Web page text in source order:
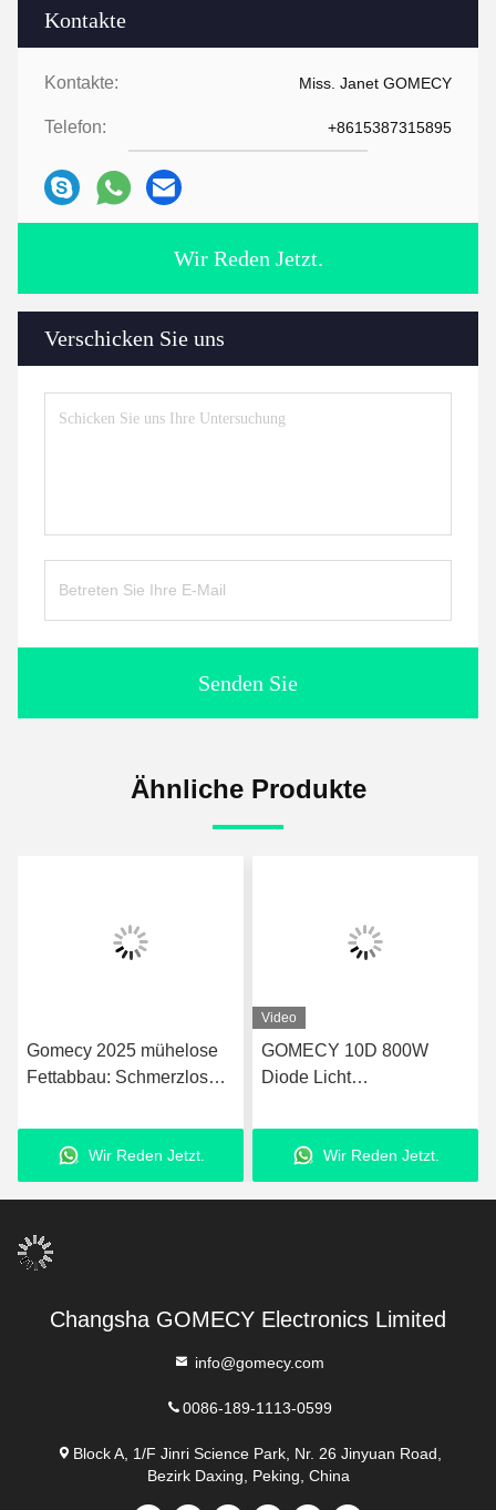
Kontakte
Kontakte: Miss. Janet GOMECY
Telefon: +8615387315895
Wir Reden Jetzt.
Verschicken Sie uns
Senden Sie
Ähnliche Produkte
Gomecy 2025 mühelose
Fettabbau: Schmerzlose
Physiotherapie Maschine
Wir Reden Jetzt.
Video
GOMECY 10D 800W
Diode Licht
Stimulation Ausrüstung für
Schönheit Schlankheit
Nicht berühren 7 Tesla
Wir Reden Jetzt.
Changsha GOMECY Electronics Limited
info@gomecy.com
0086-189-1113-0599
Block A, 1/F Jinri Science Park, Nr. 26 Jinyuan Road,
Bezirk Daxing, Peking, China